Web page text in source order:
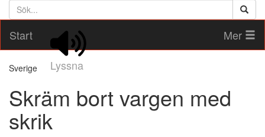
Söktext
Start
Lyssna
Mer
Sverige
Skräm bort vargen med
skrik